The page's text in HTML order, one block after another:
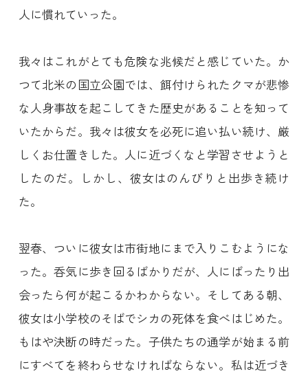
人に慣れていった。
我々はこれがとても危険な兆候だと感じていた。か
つて北米の国立公園では、餌付けられたクマが悲惨
な人身事故を起こしてきた歴史があることを知って
いたからだ。我々は彼女を必死に追い払い続け、厳
しくお仕置きした。人に近づくなと学習させようと
したのだ。しかし、彼女はのんびりと出歩き続け
た。
翌春、ついに彼女は市街地にまで入りこむようにな
った。呑気に歩き回るばかりだが、人にばったり出
会ったら何が起こるかわからない。そしてある朝、
彼女は小学校のそばでシカの死体を食べはじめた。
もはや決断の時だった。子供たちの通学が始まる前
にすべてを終わらせなければならない。私は近づき